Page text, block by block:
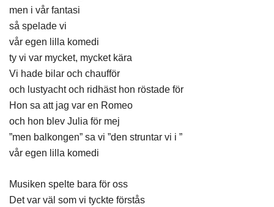
men i vår fantasi
så spelade vi
vår egen lilla komedi
ty vi var mycket, mycket kära
Vi hade bilar och chaufför
och lustyacht och ridhäst hon röstade för
Hon sa att jag var en Romeo
och hon blev Julia för mej
”men balkongen” sa vi ”den struntar vi i ”
vår egen lilla komedi
Musiken spelte bara för oss
Det var väl som vi tyckte förstås